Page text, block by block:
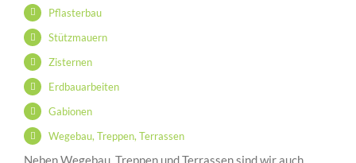
Pflasterbau
Stützmauern
Zisternen
Erdbauarbeiten
Gabionen
Wegebau, Treppen, Terrassen
Neben Wegebau, Treppen und Terrassen sind wir auch